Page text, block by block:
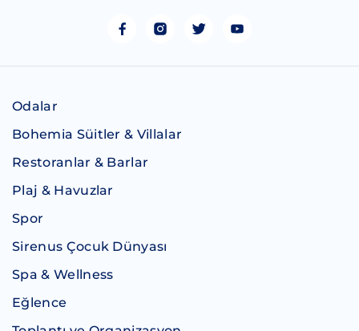
Odalar
Bohemia Süitler & Villalar
Restoranlar & Barlar
Plaj & Havuzlar
Spor
Sirenus Çocuk Dünyası
Spa & Wellness
Eğlence